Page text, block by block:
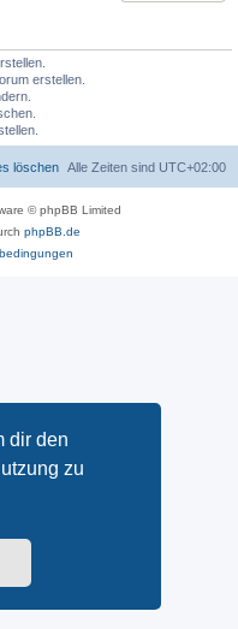
dir den
zu
erstellen.
Alle Zeiten sind UTC+02:00
löschen
© phpBB Limited
phpBB.de